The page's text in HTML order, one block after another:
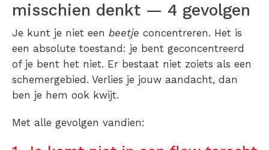
misschien denkt — 4 gevolgen
Je kunt je niet een beetje concentreren. Het is
een absolute toestand: je bent geconcentreerd
of je bent het niet. Er bestaat niet zoiets als een
schemergebied. Verlies je jouw aandacht, dan
ben je hem ook kwijt.
Met alle gevolgen vandien: